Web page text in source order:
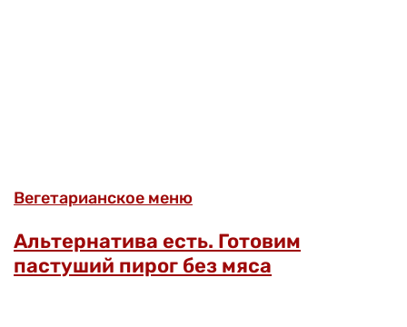
Вегетарианское меню
Альтернатива есть. Готовим
пастуший пирог без мяса